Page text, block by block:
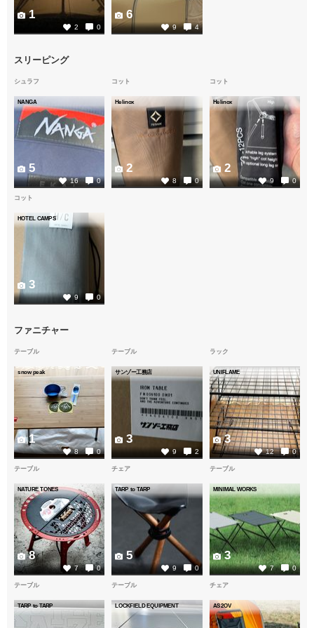
2 0
1
9 4
6
スリーピング
シュラフ
NANGA
16 0
5
コット
Helinox
8 0
2
コット
Helinox
9 0
2
コット
HOTEL CAMPS
9 0
3
ファニチャー
テーブル
snow peak
8 0
1
テーブル
サンゾー工務店
9 2
3
ラック
UNIFLAME
12 0
3
テーブル
NATURE TONES
7 0
8
チェア
TARP to TARP
9 0
5
テーブル
MINIMAL WORKS
7 0
3
テーブル
TARP to TARP
テーブル
LOCKFIELD EQUIPMENT
チェア
AS2OV